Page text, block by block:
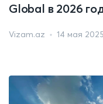
Global в 2026
Vizam.az 14 мая 2025